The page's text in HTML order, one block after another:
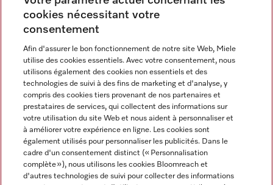
Découvrez la boutique Miele proche de chez vous
Newsletter
Miele sur Instagram
Miele sur Facebook
Miele sur Youtube
cookies nécessitant votre
consentement
Afin d'assurer le bon fonctionnement de notre site Web, Miele
utilise des cookies essentiels. Avec votre consentement, nous
utilisons également des cookies non essentiels et des
technologies de suivi à des fins de marketing et d'analyse, y
compris des cookies tiers provenant de nos partenaires et
prestataires de services, qui collectent des informations sur
votre utilisation du site Web et nous aident à personnaliser et
à améliorer votre expérience en ligne. Les cookies sont
également utilisés pour personnaliser les publicités. Dans le
cadre d'un consentement distinct (« Personnalisation
complète »), nous utilisons les cookies Bloomreach et
d'autres technologies de suivi pour collecter des informations